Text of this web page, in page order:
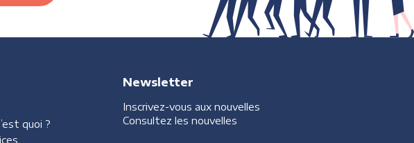
quoi ?
Newsletter
Inscrivez-vous aux nouvelles
Consultez les nouvelles